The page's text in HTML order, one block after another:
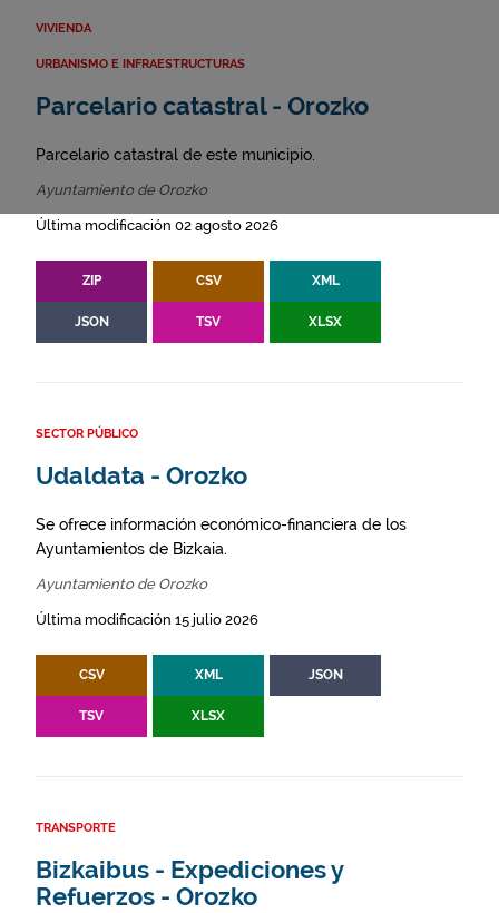
VIVIENDA
URBANISMO E INFRAESTRUCTURAS
Parcelario catastral - Orozko
Parcelario catastral de este municipio.
Ayuntamiento de Orozko
Última modificación 02 agosto 2026
ZIP CSV XML
JSON TSV XLSX
SECTOR PÚBLICO
Udaldata - Orozko
Se ofrece información económico-financiera de los
Ayuntamientos de Bizkaia.
Ayuntamiento de Orozko
Última modificación 15 julio 2026
CSV XML JSON
TSV XLSX
TRANSPORTE
Bizkaibus - Expediciones y
Refuerzos - Orozko